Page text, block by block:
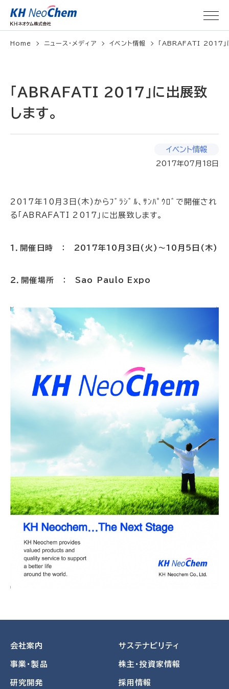
Home ニュース・メディア イベント情報 「ABRAFATI 2017」
「ABRAFATI 2017」に出展致
します。
イベント情報
2017年07月18日
2017年10月3日(木)からﾌﾞﾗｼﾞﾙ、ｻﾝﾊﾟｳﾛﾞで開催され
る「ABRAFATI 2017」に出展致します。
１．開催日時 ： 2017年10月3日(火)～10月5日(木)
２．開催場所 ： Sao Paulo Expo
会社案内
事業・製品
研究開発
サステナビリティ
株主・投資家情報
採用情報